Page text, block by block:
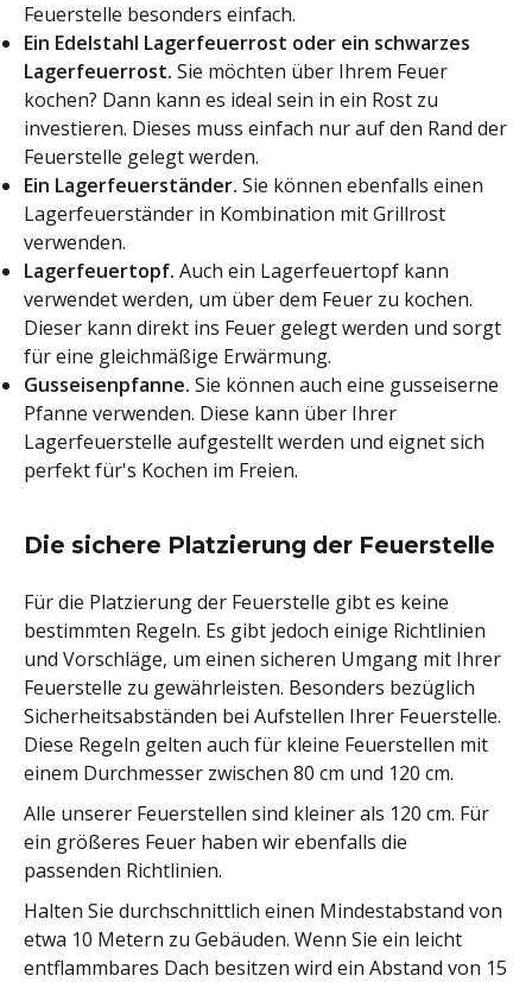
Feuerstelle besonders einfach.
Ein Edelstahl Lagerfeuerrost oder ein schwarzes
Lagerfeuerrost. Sie möchten über Ihrem Feuer
kochen? Dann kann es ideal sein in ein Rost zu
investieren. Dieses muss einfach nur auf den Rand der
Feuerstelle gelegt werden.
Ein Lagerfeuerständer. Sie können ebenfalls einen
Lagerfeuerständer in Kombination mit Grillrost
verwenden.
Lagerfeuertopf. Auch ein Lagerfeuertopf kann
verwendet werden, um über dem Feuer zu kochen.
Dieser kann direkt ins Feuer gelegt werden und sorgt
für eine gleichmäßige Erwärmung.
Gusseisenpfanne. Sie können auch eine gusseiserne
Pfanne verwenden. Diese kann über Ihrer
Lagerfeuerstelle aufgestellt werden und eignet sich
perfekt für's Kochen im Freien.
Die sichere Platzierung der Feuerstelle
Für die Platzierung der Feuerstelle gibt es keine
bestimmten Regeln. Es gibt jedoch einige Richtlinien
und Vorschläge, um einen sicheren Umgang mit Ihrer
Feuerstelle zu gewährleisten. Besonders bezüglich
Sicherheitsabständen bei Aufstellen Ihrer Feuerstelle.
Diese Regeln gelten auch für kleine Feuerstellen mit
einem Durchmesser zwischen 80 cm und 120 cm.
Alle unserer Feuerstellen sind kleiner als 120 cm. Für
ein größeres Feuer haben wir ebenfalls die
passenden Richtlinien.
Halten Sie durchschnittlich einen Mindestabstand von
etwa 10 Metern zu Gebäuden. Wenn Sie ein leicht
entflammbares Dach besitzen wird ein Abstand von 15